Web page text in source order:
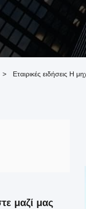
> Εταιρικές ειδήσεις Η
μαζί μας